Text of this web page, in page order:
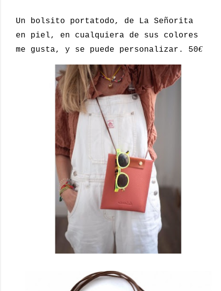
Un bolsito portatodo, de La Señorita
en piel, en cualquiera de sus colores
me gusta, y se puede personalizar. 50€